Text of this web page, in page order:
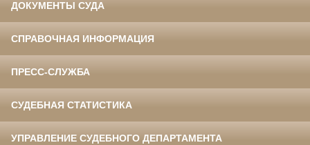
ДОКУМЕНТЫ СУДА
СПРАВОЧНАЯ ИНФОРМАЦИЯ
ПРЕСС-СЛУЖБА
СУДЕБНАЯ СТАТИСТИКА
УПРАВЛЕНИЕ СУДЕБНОГО ДЕПАРТАМЕНТА